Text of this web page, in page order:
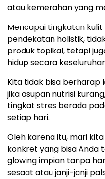
atau kemerahan yang
Mencapai tingkatan
pendekatan holistik,
produk topikal, tetapi
hidup secara
Kita tidak bisa berharap
jika asupan nutrisi
tingkat stres berada
setiap hari.
Oleh karena itu, mari
konkret yang bisa Anda
glowing impian tanpa
sesaat atau janji-janji